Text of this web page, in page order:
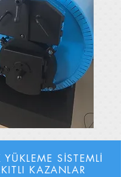
SİSTEMLİ
KAZANLAR